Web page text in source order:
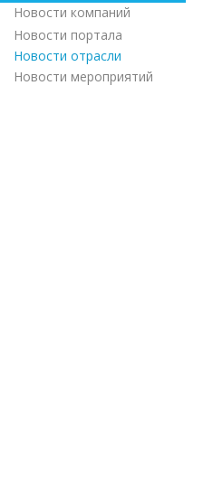
Новости компаний
Новости портала
Новости отрасли
Новости мероприятий